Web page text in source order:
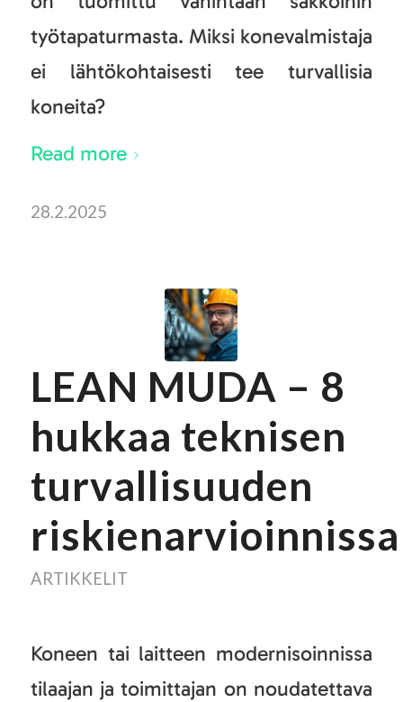
työtapaturmasta. Miksi konevalmistaja
ei lähtökohtaisesti tee turvallisia
koneita?
Read more
28.2.2025
LEAN MUDA – 8
hukkaa teknisen
turvallisuuden
riskienarvioinnissa
ARTIKKELIT
Koneen tai laitteen modernisoinnissa
tilaajan ja toimittajan on noudatettava